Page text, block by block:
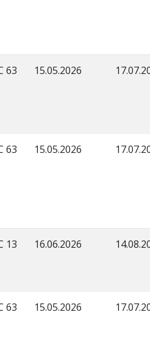
63 15.05.2026
63 15.05.2026
13 16.06.2026
63 15.05.2026